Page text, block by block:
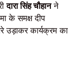
दारा सिंह चौहानने
के समक्ष दीप
उड़ाकर कार्यक्रम का